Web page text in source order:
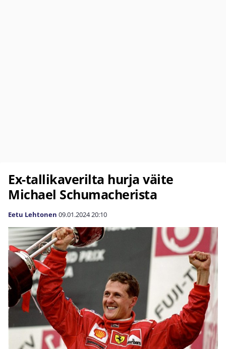
Ex-tallikaverilta hurja väite
Michael Schumacherista
Eetu Lehtonen 09.01.202420:10